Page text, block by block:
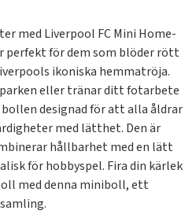
med Liverpool FC Mini Home-
perfekt för dem som blöder rött
ikoniska hemmatröja.
eller tränar ditt fotarbete
bollen designad för att alla åldrar
med lätthet. Den är
hållbarhet med en lätt
för hobbyspel. Fira din kärlek
med denna miniboll, ett